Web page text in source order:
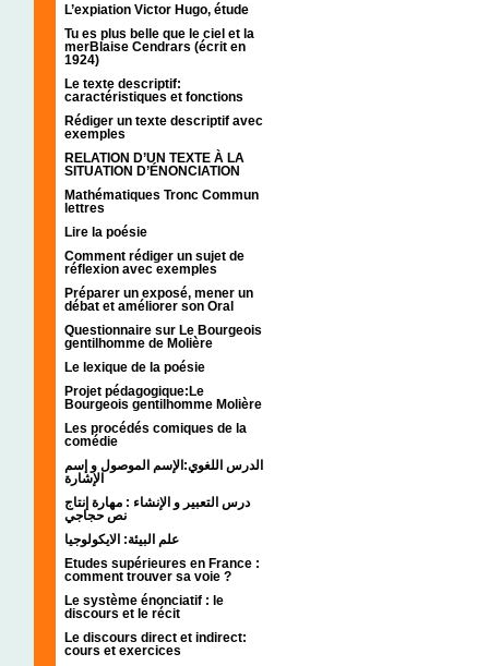
L’expiation Victor Hugo, étude
Tu es plus belle que le ciel et la
merBlaise Cendrars (écrit en
1924)
Le texte descriptif:
caractéristiques et fonctions
Rédiger un texte descriptif avec
exemples
RELATION D’UN TEXTE À LA
SITUATION D’ÉNONCIATION
Mathématiques Tronc Commun
lettres
Lire la poésie
Comment rédiger un sujet de
réflexion avec exemples
Préparer un exposé, mener un
débat et améliorer son Oral
Questionnaire sur Le Bourgeois
gentilhomme de Molière
Le lexique de la poésie
Projet pédagogique:Le
Bourgeois gentilhomme Molière
Les procédés comiques de la
comédie
الدرس اللغوي:الإسم الموصول و إسم
الإشارة
درس التعبير و الإنشاء : مهارة إنتاج
نص حجاجي
علم البيئة: الايكولوجيا
Etudes supérieures en France :
comment trouver sa voie ?
Le système énonciatif : le
discours et le récit
Le discours direct et indirect:
cours et exercices